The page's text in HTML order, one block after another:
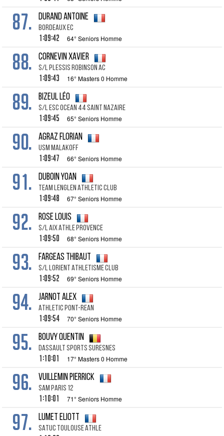
87. DURAND ANTOINE
BORDEAUX EC
1:09:42 64° Seniors Homme
88. CORNEVIN XAVIER
S/L PLESSIS ROBINSON AC
1:09:43 16° Masters 0 Homme
89. BIZEUL LÉO
S/L ESC OCEAN 44 SAINT NAZAIRE
1:09:45 65° Seniors Homme
90. AGRAZ FLORIAN
USM MALAKOFF
1:09:47 66° Seniors Homme
91. DUBOIN YOAN
TEAM LENGLEN ATHLETIC CLUB
1:09:48 67° Seniors Homme
92. ROSE LOUIS
S/L AIX ATHLE PROVENCE
1:09:50 68° Seniors Homme
93. FARGEAS THIBAUT
S/L LORIENT ATHLETISME CLUB
1:09:52 69° Seniors Homme
94. JARNOT ALEX
ATHLETIC PONT-REAN
1:09:54 70° Seniors Homme
95. BOUVY QUENTIN
DASSAULT SPORTS SURESNES
1:10:01 17° Masters 0 Homme
96. VUILLEMIN PIERRICK
SAM PARIS 12
1:10:01 71° Seniors Homme
97. LUMET ELIOTT
SATUC TOULOUSE ATHLE